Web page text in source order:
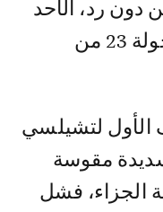
دون رد، الأحد
الماضي، برسم مباريات الجولة 23 من
لتشيلسي
تسديدة مقوسة
الجزاء، فشل